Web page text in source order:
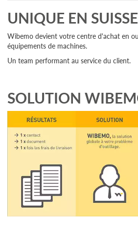
UNIQUE EN
Wibemo devient votre centre d'achat en
équipements de machines.
Un team performant au service du client.
SOLUTION